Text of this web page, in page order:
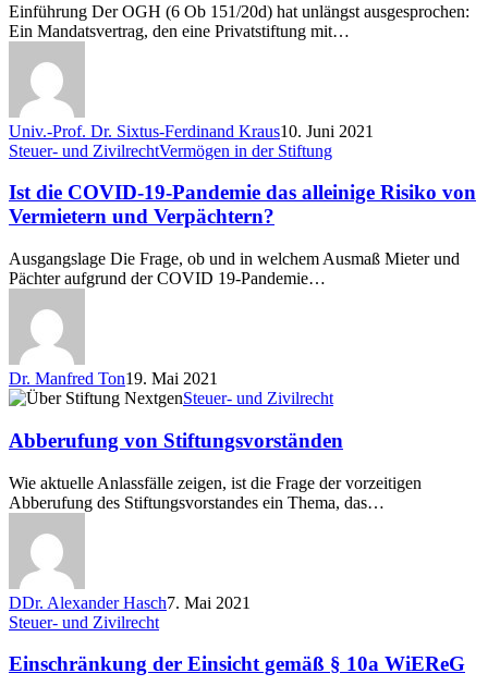
Privatstiftung
Einführung Der OGH (6 Ob 151/20d) hat unlängst ausgesprochen:
Ein Mandatsvertrag, den eine Privatstiftung mit…
Univ.-Prof. Dr. Sixtus-Ferdinand Kraus10. Juni 2021
Ist
COVID-
19-
Pandemie
alleinige
Risiko
Vermietern
und
Verpächtern?
Steuer- und ZivilrechtVermögen in der Stiftung
Ist die COVID-19-Pandemie das alleinige Risiko von
Vermietern und Verpächtern?
Ausgangslage Die Frage, ob und in welchem Ausmaß Mieter und
Pächter aufgrund der COVID 19-Pandemie…
Dr. Manfred Ton19. Mai 2021
Abberufung
Stiftungsvorständen
Steuer- und Zivilrecht
Abberufung von Stiftungsvorständen
Wie aktuelle Anlassfälle zeigen, ist die Frage der vorzeitigen
Abberufung des Stiftungsvorstandes ein Thema, das…
DDr. Alexander Hasch7. Mai 2021
Einschränkung
Einsicht
Steuer- und Zivilrecht
Einschränkung der Einsicht gemäß § 10a WiEReG